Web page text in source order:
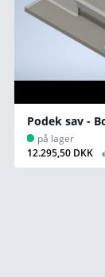
på lager
4.614,75 DKK